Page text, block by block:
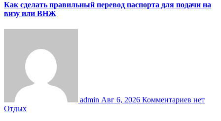
Как сделать правильный перевод паспорта для подачи на
визу или ВНЖ
admin Авг 6, 2026 Комментариев нет
Отдых